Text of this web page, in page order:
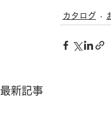
カタログ
最新記事